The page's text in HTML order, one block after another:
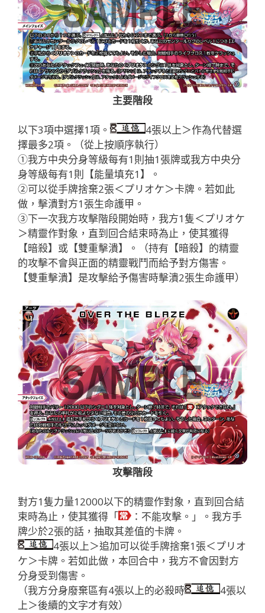
主要階段
以下3項中選擇1項。
4張以上＞作為代替選
擇最多2項。（從上按順序執行）
①我方中央分身等級每有1則抽1張牌或我方中央分
身等級每有1則【能量填充1】。
②可以從手牌捨棄2張＜プリオケ＞卡牌。若如此
做，擊潰對方1張生命護甲。
③下一次我方攻擊階段開始時，我方1隻＜プリオケ
＞精靈作對象，直到回合結束時為止，使其獲得
【暗殺】或【雙重擊潰】。（持有【暗殺】的精靈
的攻擊不會與正面的精靈戰鬥而給予對方傷害。
【雙重擊潰】是攻擊給予傷害時擊潰2張生命護甲）
攻擊階段
對方1隻力量12000以下的精靈作對象，直到回合結
束時為止，使其獲得「
：不能攻擊。」。我方手
牌少於2張的話，抽取其差值的卡牌。
4張以上＞追加可以從手牌捨棄1張＜プリオ
ケ＞卡牌。若如此做，本回合中，我方不會因對方
分身受到傷害。
（我方分身廢棄區有4張以上的必殺時
4張以
上＞後續的文字才有效）